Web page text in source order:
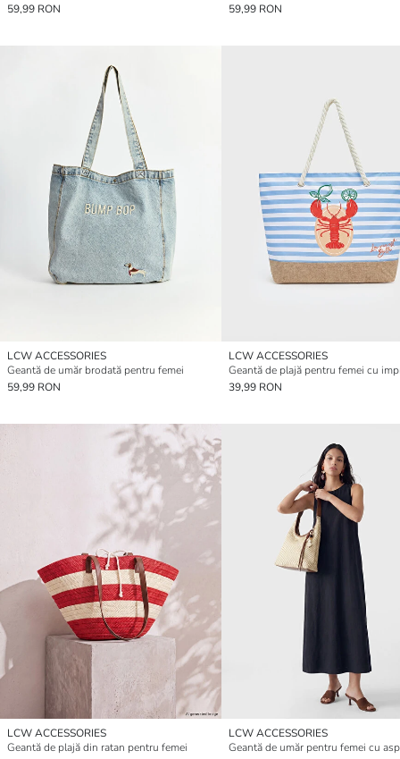
59,99 RON
59,99 RON
LCW ACCESSORIES
Geantă de umăr brodată pentru femei
59,99 RON
LCW ACCESSORIES
39,99 RON
LCW ACCESSORIES
Geantă de plajă din ratan pentru femei
LCW ACCESSORIES